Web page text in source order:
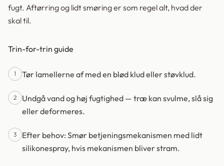
fugt. Aftørring og lidt smøring er som regel alt, hvad der
skal til.
Trin-for-trin guide
1 Tør lamellerne af med en blød klud eller støvklud.
2
Undgå vand og høj fugtighed — træ kan svulme, slå sig
eller deformeres.
3
Efter behov: Smør betjeningsmekanismen med lidt
silikonespray, hvis mekanismen bliver stram.